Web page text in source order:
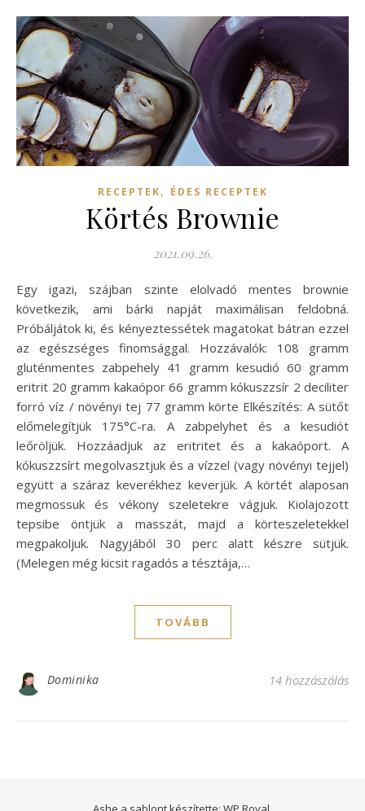
RECEPTEK, ÉDES RECEPTEK
Körtés Brownie
2021.09.26.
Egy igazi, szájban szinte elolvadó mentes brownie
következik, ami bárki napját maximálisan feldobná.
Próbáljátok ki, és kényeztessétek magatokat bátran ezzel
az egészséges finomsággal. Hozzávalók: 108 gramm
gluténmentes zabpehely 41 gramm kesudió 60 gramm
eritrit 20 gramm kakaópor 66 gramm kókuszzsír 2 deciliter
forró víz / növényi tej 77 gramm körte Elkészítés: A sütőt
előmelegítjük 175°C-ra. A zabpelyhet és a kesudiót
leőröljük. Hozzáadjuk az eritritet és a kakaóport. A
kókuszzsírt megolvasztjuk és a vízzel (vagy növényi tejjel)
együtt a száraz keverékhez keverjük. A körtét alaposan
megmossuk és vékony szeletekre vágjuk. Kiolajozott
tepsibe öntjük a masszát, majd a körteszeletekkel
megpakoljuk. Nagyjából 30 perc alatt készre sütjük.
(Melegen még kicsit ragadós a tésztája,…
TOVÁBB
Dominika 14 hozzászólás